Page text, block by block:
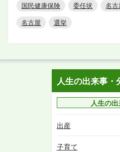
国民健康保険
委任状 名
名古屋
選挙
人生の出来事・
人生の
出産
子育て